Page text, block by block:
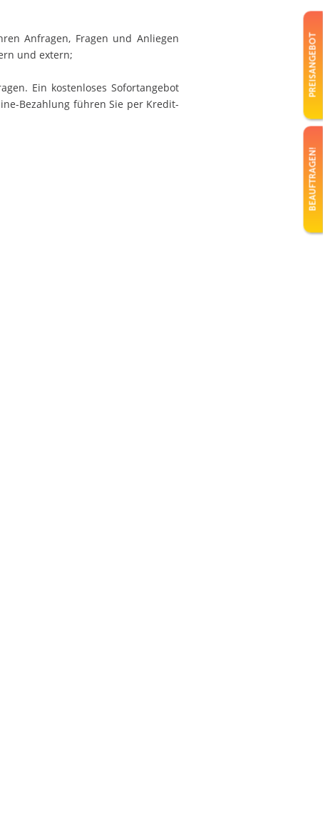
Anfragen, Fragen und Anliegen
und extern;
Ein kostenloses Sofortangebot
Bezahlung führen Sie per Kredit-
PREISANGEBOT
BEAUFTRAGEN!